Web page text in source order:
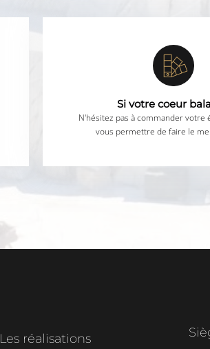
Si votre coeur
N'hésitez pas à commander votre
vous permettre de faire le
Les réalisations